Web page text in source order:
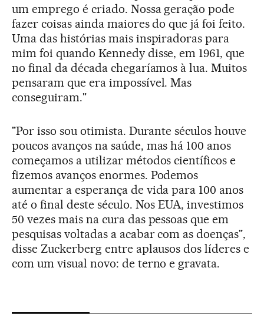
um emprego é criado. Nossa geração pode
fazer coisas ainda maiores do que já foi feito.
Uma das histórias mais inspiradoras para
mim foi quando Kennedy disse, em 1961, que
no final da década chegaríamos à lua. Muitos
pensaram que era impossível. Mas
conseguiram."
"Por isso sou otimista. Durante séculos houve
poucos avanços na saúde, mas há 100 anos
começamos a utilizar métodos científicos e
fizemos avanços enormes. Podemos
aumentar a esperança de vida para 100 anos
até o final deste século. Nos EUA, investimos
50 vezes mais na cura das pessoas que em
pesquisas voltadas a acabar com as doenças",
disse Zuckerberg entre aplausos dos líderes e
com um visual novo: de terno e gravata.